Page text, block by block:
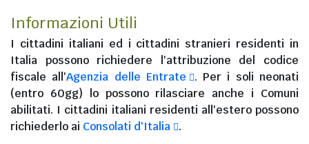
Informazioni Utili
I cittadini italiani ed i cittadini stranieri residenti in
Italia possono richiedere l'attribuzione del codice
fiscale all'Agenzia delle Entrate
. Per i soli neonati
(entro 60gg) lo possono rilasciare anche i Comuni
abilitati. I cittadini italiani residenti all'esteropossono
richiederlo ai Consolati d'Italia .